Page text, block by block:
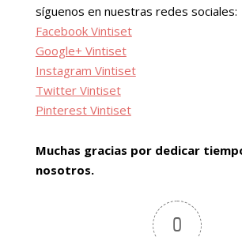
síguenos en nuestras redes sociales:
Facebook Vintiset
Google+ Vintiset
Instagram Vintiset
Twitter Vintiset
Pinterest Vintiset
Muchas gracias por dedicar
nosotros.
0